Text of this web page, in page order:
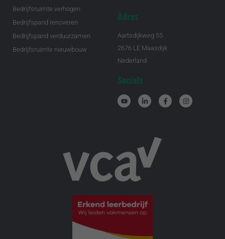
Bedrijfsruimte verhogen
Bedrijfspand renoveren
Bedrijfspand verduurzamen
Bedrijfsruimte nieuwbouw
Adres
Aartsdijkweg 55
2676 LE Maasdijk
Nederland
Socials